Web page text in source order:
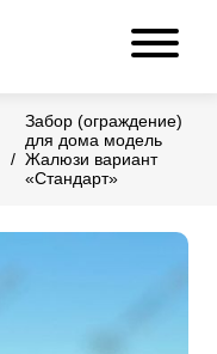
Забор (ограждение)
для дома модель
Жалюзи вариант
«Стандарт»